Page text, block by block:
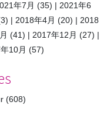
年7月 (35)
2021年6
2018年4月 (20)
2018
(41) 2017年12月 (27)
10月 (57)
(608)